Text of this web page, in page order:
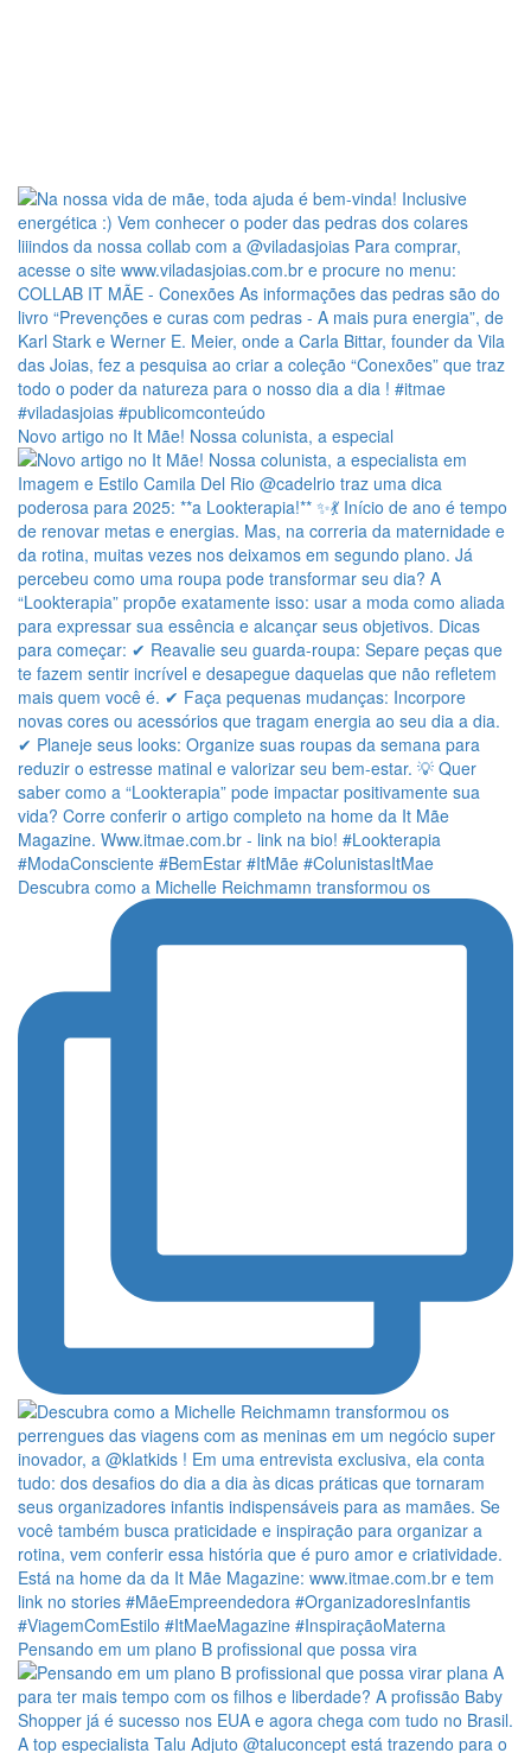
Novo artigo no It Mãe! Nossa colunista, a especial
Descubra como a Michelle Reichmamn transformou os
Pensando em um plano B profissional que possa vira